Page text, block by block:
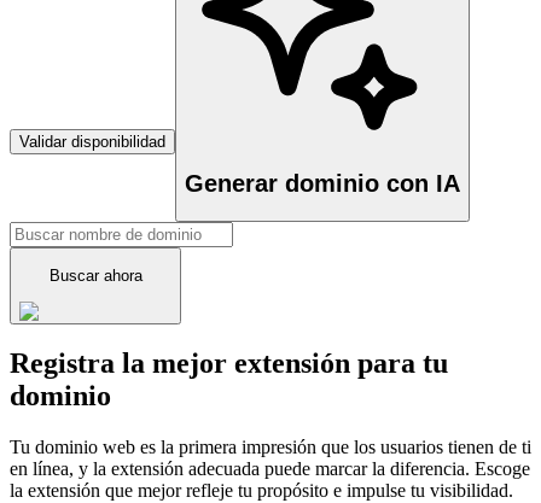
Validar disponibilidad
Generar dominio con IA
Buscar ahora
Registra la mejor extensión para tu
dominio
Tu dominio web es la primera impresión que los usuarios tienen de ti
en línea, y la extensión adecuada puede marcar la diferencia. Escoge
la extensión que mejor refleje tu propósito e impulse tu visibilidad.